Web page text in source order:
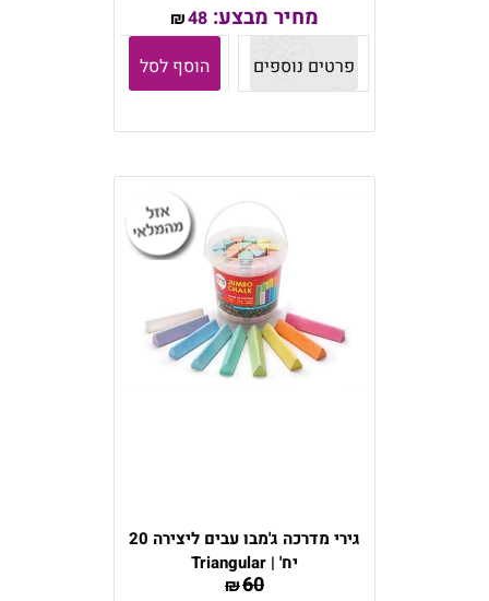
מחיר מבצע: ₪48
פרטים נוספים
הוסף לסל
גירי מדרכה ג'מבו עבים ליצירה 20
יח' | Triangular
₪60